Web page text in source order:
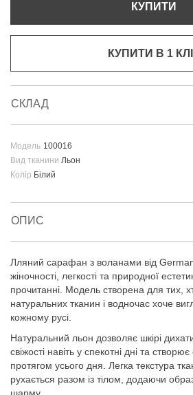
КУПИТИ
КУПИТИ В 1
СКЛАД
Модель 100016
Вид тканини Льон
Колір Білий
ОПИС
Лляний сарафан з воланами від
жіночності, легкості та природної
прочитанні. Модель створена для тих,
натуральних тканин і водночас хоче
кожному русі.
Натуральний льон дозволяє шкірі
свіжості навіть у спекотні дні та
протягом усього дня. Легка текстура
рухається разом із тілом, додаючи